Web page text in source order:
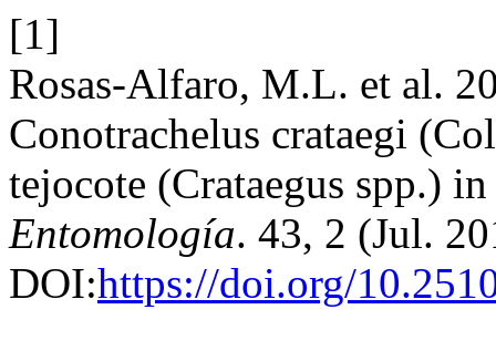
[1]
Rosas-Alfaro, M.L. et al.
Conotrachelus crataegi
tejocote (Crataegus spp.)
Entomología. 43, 2 (Jul.
DOI:https://doi.org/